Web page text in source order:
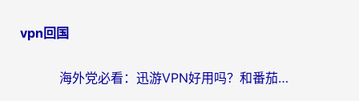
导
vpn回国
海外党必看：迅游VPN好用吗？和番茄加速器VPN对比哪个回国效果更好？